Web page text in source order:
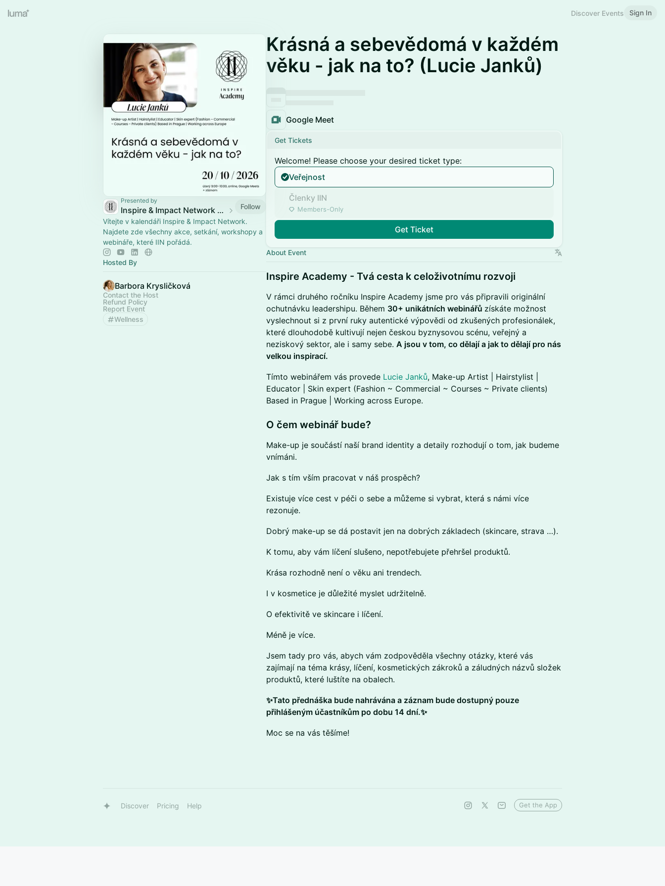
Discover Events Sign In
Presented by
Inspire & Impact Network eventy
Follow
Vítejte v kalendáři Inspire & Impact Network.
Najdete zde všechny akce, setkání, workshopy a
webináře, které IIN pořádá.
Hosted By
Barbora Krysličková
Contact the Host
Refund Policy
Report Event
Wellness
Krásná a sebevědomá v každém
věku - jak na to? (Lucie Janků)
Google Meet
Get Tickets
Welcome! Please choose your desired ticket type:
Veřejnost
Členky IIN
Members-Only
Get Ticket
About Event
​Inspire Academy - Tvá cesta k celoživotnímu rozvoji
​​V rámci druhého ročníku Inspire Academy jsme pro vás připravili originální
ochutnávku leadershipu. Během 30+ unikátních webinářů získáte možnost
vyslechnout si z první ruky autentické výpovědi od zkušených profesionálek,
které dlouhodobě kultivují nejen českou byznysovou scénu, veřejný a
neziskový sektor, ale i samy sebe. A jsou v tom, co dělají a jak to dělají pro nás
velkou inspirací.
​Tímto webinářem vás provede Lucie Janků, Make-up Artist | Hairstylist |
Educator | Skin expert (Fashion ~ Commercial ~ Courses ~ Private clients)
Based in Prague | Working across Europe.
​O čem webinář bude?
Make-up je součástí naší brand identity a detaily rozhodují o tom, jak budeme
vnímáni.
Jak s tím vším pracovat v náš prospěch?
Existuje více cest v péči o sebe a můžeme si vybrat, která s námi více
rezonuje.
Dobrý make-up se dá postavit jen na dobrých základech (skincare, strava …).
K tomu, aby vám líčení slušeno, nepotřebujete přehršel produktů.
Krása rozhodně není o věku ani trendech.
I v kosmetice je důležité myslet udržitelně.
O efektivitě ve skincare i líčení.
Méně je více.
Jsem tady pro vás, abych vám zodpověděla všechny otázky, které vás
zajímají na téma krásy, líčení, kosmetických zákroků a záludných názvů složek
produktů, které luštíte na obalech.
✨Tato přednáška bude nahrávána a záznam bude dostupný pouze
přihlášeným účastníkům po dobu 14 dní.✨
​Moc se na vás těšíme!
Discover Pricing Help Get the App